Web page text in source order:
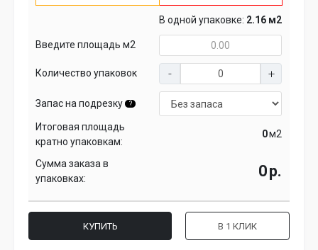
В одной упаковке: 2.16 м2
Введите площадь м2
Количество упаковок
Запас на подрезку ?
Итоговая площадь
кратно упаковкам:
м2
Сумма заказа в
упаковках:
р.
КУПИТЬ В 1 КЛИК